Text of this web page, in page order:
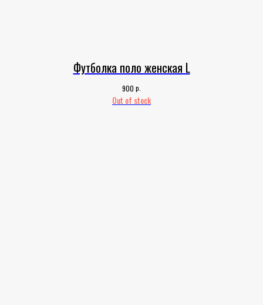
Футболка поло женская L
900 р.
Out of stock